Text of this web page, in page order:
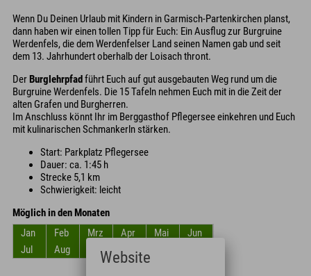
Wenn Du Deinen Urlaub mit Kindern in Garmisch-Partenkirchen planst,
dann haben wir einen tollen Tipp für Euch: Ein Ausflug zur Burgruine
Werdenfels, die dem Werdenfelser Land seinen Namen gab und seit
dem 13. Jahrhundert oberhalb der Loisach thront.
DerBurglehrpfadführt Euch auf gut ausgebauten Weg rund um die
Burgruine Werdenfels. Die 15 Tafeln nehmen Euch mit in die Zeit der
alten Grafen und Burgherren.
Im Anschluss könnt Ihr im Berggasthof Pflegersee einkehren und Euch
mit kulinarischen Schmankerln stärken.
Start: Parkplatz Pflegersee
Dauer: ca. 1:45 h
Strecke 5,1 km
Schwierigkeit: leicht
Möglich in den Monaten
Jan
Feb Mrz Apr Mai
Jun
Jul
Aug Sep Okt
Website